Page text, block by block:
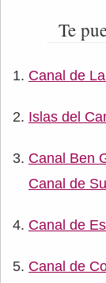
Te
Canal de
Islas del
Canal Ben
Canal de
Canal de
Canal de